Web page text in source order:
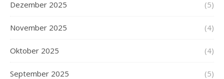
Dezember 2025 (5)
November 2025 (4)
Oktober 2025 (4)
September 2025 (5)